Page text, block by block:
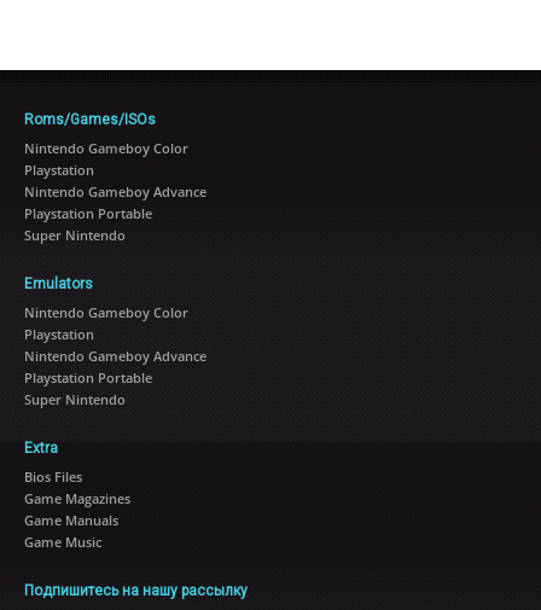
Roms/Games/ISOs
Nintendo Gameboy Color
Playstation
Nintendo Gameboy Advance
Playstation Portable
Super Nintendo
Emulators
Nintendo Gameboy Color
Playstation
Nintendo Gameboy Advance
Playstation Portable
Super Nintendo
Extra
Bios Files
Game Magazines
Game Manuals
Game Music
Подпишитесь на нашу рассылку